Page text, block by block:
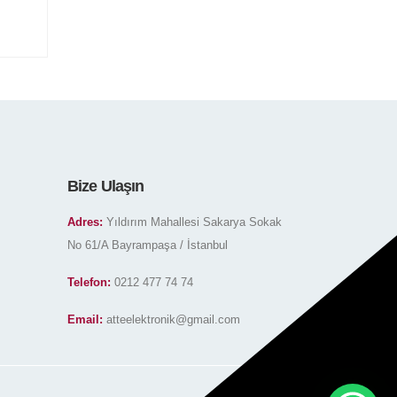
Bize Ulaşın
Adres: Yıldırım Mahallesi Sakarya Sokak
No 61/A Bayrampaşa / İstanbul
Telefon: 0212 477 74 74
Email: atteelektronik@gmail.com